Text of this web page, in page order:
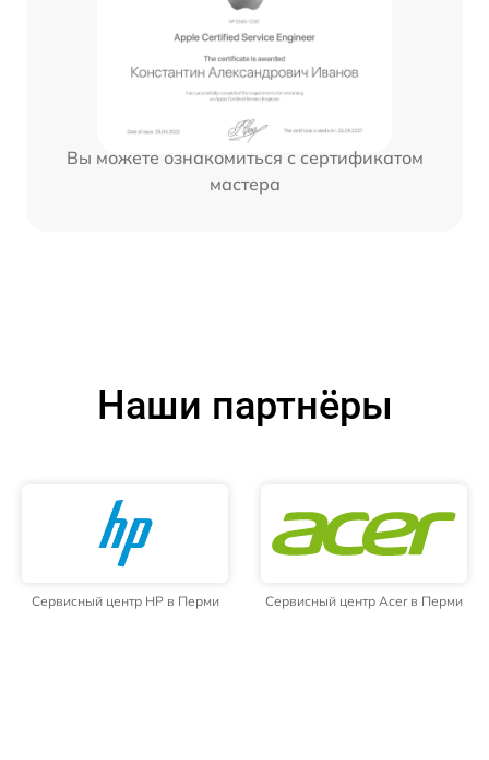
Вы можете ознакомиться с сертификатом
мастера
Наши партнёры
Сервисный центр HP в Перми Сервисный центр Acer в Перми